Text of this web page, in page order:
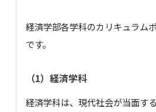
経済学部各学科のカリキュラム
です。
（1）経済学科
経済学科は、現代社会が当面す